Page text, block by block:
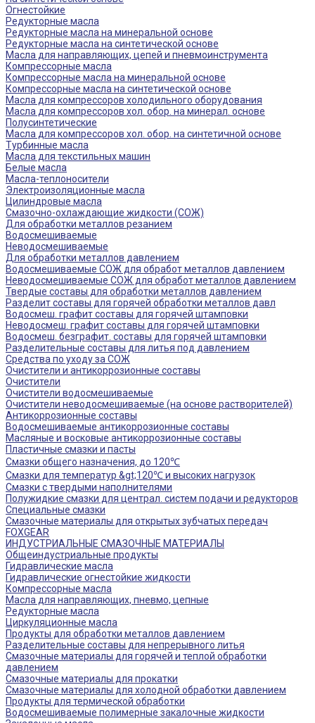
Огнестойкие
Редукторные масла
Редукторные масла на минеральной основе
Редукторные масла на синтетической основе
Масла для направляющих, цепей и пневмоинструмента
Компрессорные масла
Компрессорные масла на минеральной основе
Компрессорные масла на синтетической основе
Масла для компрессоров холодильного оборудования
Масла для компрессоров хол. обор. на минерал. основе
Полусинтетические
Масла для компрессоров хол. обор. на синтетичной основе
Турбинные масла
Масла для текстильных машин
Белые масла
Масла-теплоносители
Электроизоляционные масла
Цилиндровые масла
Смазочно-охлаждающие жидкости (СОЖ)
Для обработки металлов резанием
Водосмешиваемые
Неводосмешиваемые
Для обработки металлов давлением
Водосмешиваемые СОЖ для обработ металлов давлением
Неводосмешиваемые СОЖ для обработ металлов давлением
Твердые составы для обработки металлов давлением
Разделит составы для горячей обработки металлов давл
Водосмеш. графит составы для горячей штамповки
Неводосмеш. графит составы для горячей штамповки
Водосмеш. безграфит. составы для горячей штамповки
Разделительные составы для литья под давлением
Средства по уходу за СОЖ
Очистители и антикоррозионные составы
Очистители
Очистители водосмешиваемые
Очистители неводосмешиваемые (на основе растворителей)
Антикоррозионные составы
Водосмешиваемые антикоррозионные составы
Масляные и восковые антикоррозионные составы
Пластичные смазки и пасты
Смазки общего назначения, до 120℃
Смазки для температур &gt;120℃ и высоких нагрузок
Смазки с твердыми наполнителями
Полужидкие смазки для централ. систем подачи и редукторов
Специальные смазки
Смазочные материалы для открытых зубчатых передач
FOXGEAR
ИНДУСТРИАЛЬНЫЕ СМАЗОЧНЫЕ МАТЕРИАЛЫ
Общеиндустриальные продукты
Гидравлические масла
Гидравлические огнестойкие жидкости
Компрессорные масла
Масла для направляющих, пневмо, цепные
Редукторные масла
Циркуляционные масла
Продукты для обработки металлов давлением
Разделительные составы для непрерывного литья
Смазочные материалы для горячей и теплой обработки
давлением
Смазочные материалы для прокатки
Смазочные материалы для холодной обработки давлением
Продукты для термической обработки
Водосмешиваемые полимерные закалочные жидкости